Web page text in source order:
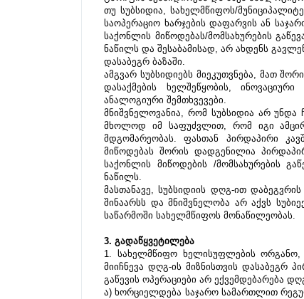
თუ სუბსიდია, სახელმწიფოს/
საოპერაციო ხარჯების დაფარვის ან
საქონლის მიწოდებას/მომსახურების
ნაწილს და შესაბამისად, არ ახდენს
დასაბეგრ ბაზაში.
ამგვარ სუბსიდიებს მიეკუთვნება, მათ
დასაქმების ხელშეწყობის,
ანალოგიური შემთხვევები.
მნიშვნელოვანია, რომ სუბსიდია არ
მხოლოდ იმ საფუძვლით, რომ იგი
მდგომარეობას. ფასთან პირდაპირი
მიწოდებას შორის დადგენილია
საქონლის მიწოდების /მომსახურების
ნაწილს.
მასთანავე, სუბსიდიის დღგ-ით
შინაარსს და მნიშვნელობა არ აქვს
საწარმოში სახელმწიფოს მონაწილეობას.
3. გადაწყვეტილება
1. სახელმწიფო ხელისუფლების
მიიჩნევა დღგ-ის მიზნისთვის დასაბეგრ
გაწევის ოპერაციები არ ექვემდებარება
ა) ხორციელდება საჯარო სამართლით